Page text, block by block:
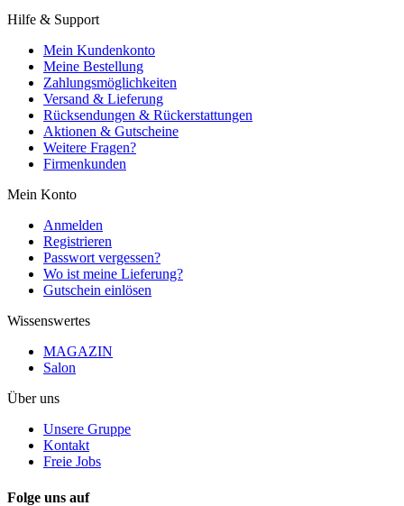
Hilfe & Support
Mein Kundenkonto
Meine Bestellung
Zahlungsmöglichkeiten
Versand & Lieferung
Rücksendungen & Rückerstattungen
Aktionen & Gutscheine
Weitere Fragen?
Firmenkunden
Mein Konto
Anmelden
Registrieren
Passwort vergessen?
Wo ist meine Lieferung?
Gutschein einlösen
Wissenswertes
MAGAZIN
Salon
Über uns
Unsere Gruppe
Kontakt
Freie Jobs
Folge uns auf